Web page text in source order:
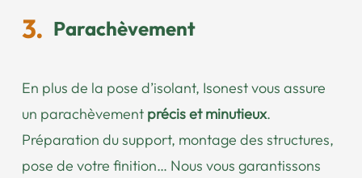
Parachèvement
En plus de la pose d’isolant, Isonest vous assure
un parachèvement précis et minutieux.
Préparation du support, montage des structures,
pose de votre finition… Nous vous garantissons